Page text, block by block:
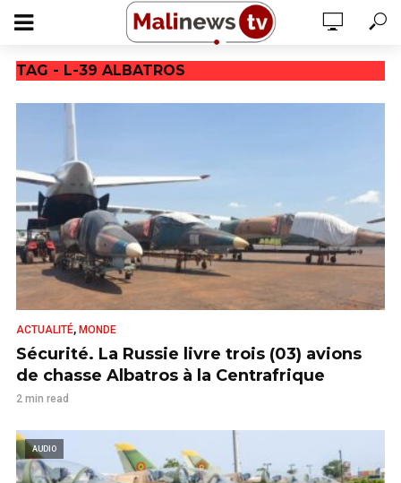
TAG - L-39 ALBATROS
ACTUALITÉ, MONDE
Sécurité. La Russie livre trois (03) avions
de chasse Albatros à la Centrafrique
2 min read
AUDIO